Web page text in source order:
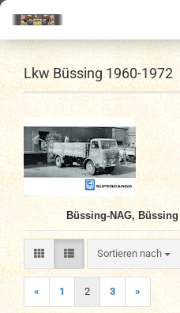
Lkw Büssing 1960-1972
Büssing-NAG,
Sortieren nach
Sortieren nach
« 1 2 3 »